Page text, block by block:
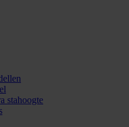
stahoogte